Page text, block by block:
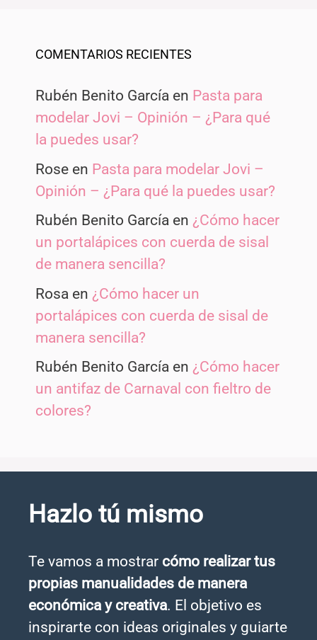
COMENTARIOS RECIENTES
Rubén Benito García en Pasta para
modelar Jovi – Opinión – ¿Para qué
la puedes usar?
Rose en Pasta para modelar Jovi –
Opinión – ¿Para qué la puedes usar?
Rubén Benito García en ¿Cómo hacer
un portalápices con cuerda de sisal
de manera sencilla?
Rosa en ¿Cómo hacer un
portalápices con cuerda de sisal de
manera sencilla?
Rubén Benito García en ¿Cómo hacer
un antifaz de Carnaval con fieltro de
colores?
Hazlo tú mismo
Te vamos a mostrar cómo realizar tus
propias manualidades de manera
económica y creativa. El objetivo es
inspirarte con ideas originales y guiarte